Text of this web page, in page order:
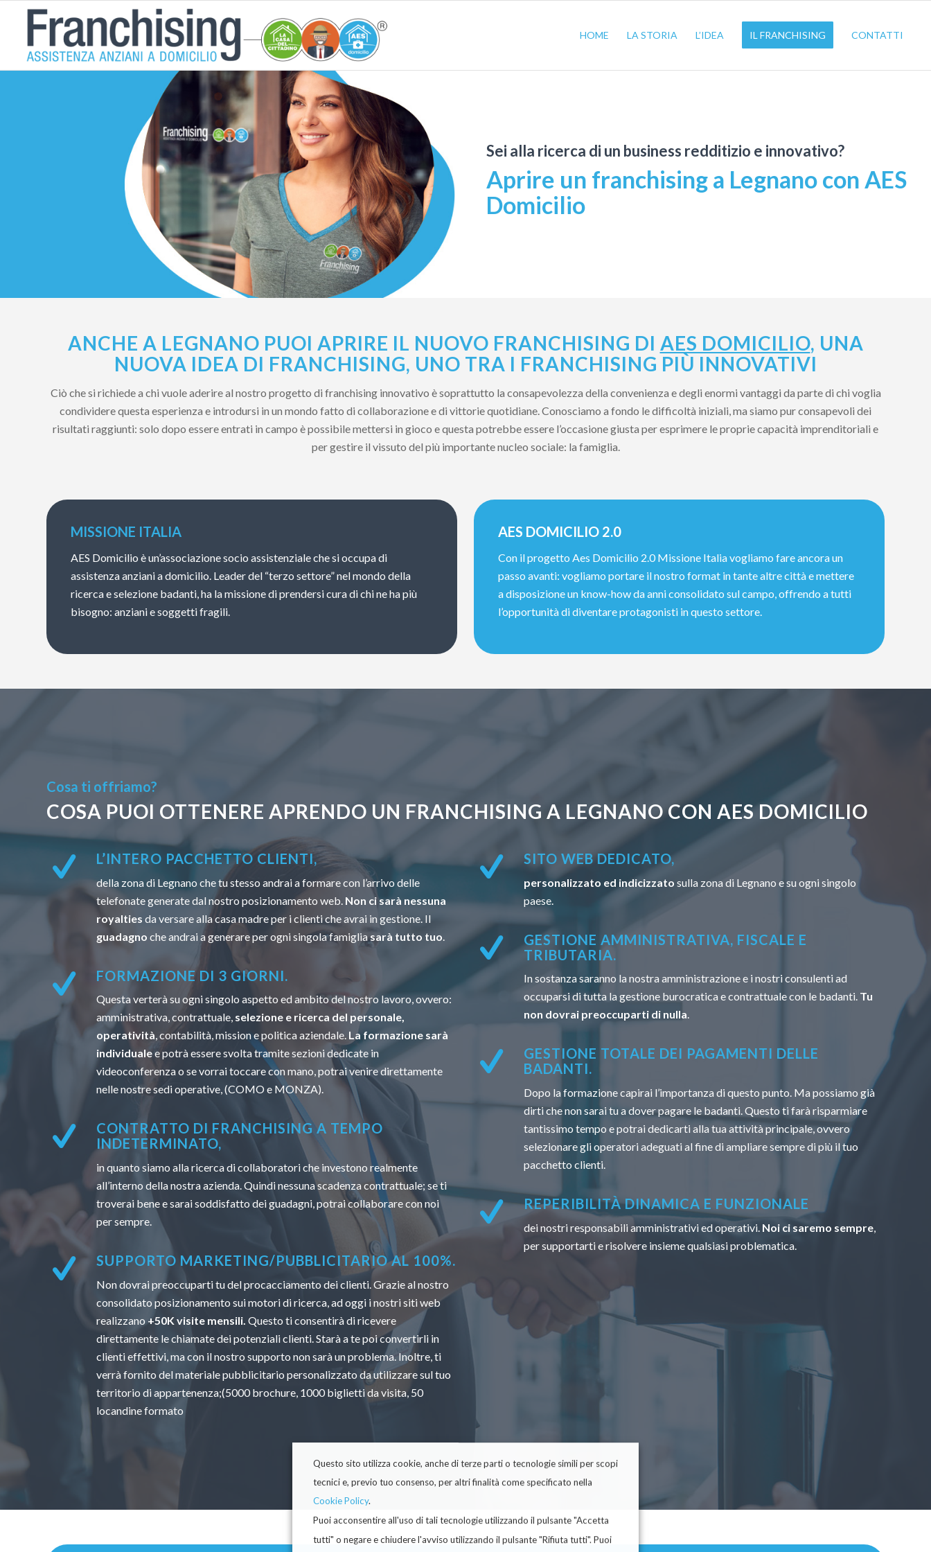
HOME LA STORIA L’IDEA IL FRANCHISING CONTATTI
Sei alla ricerca di un business redditizio e innovativo?
Aprire un franchising a Legnano con AES
Domicilio
ANCHE A LEGNANO PUOI APRIRE IL NUOVO FRANCHISING DI AES DOMICILIO, UNA
NUOVA IDEA DI FRANCHISING, UNO TRA I FRANCHISING PIÙ INNOVATIVI
Ciò che si richiede a chi vuole aderire al nostro progetto di franchising innovativo è soprattutto la consapevolezza della convenienza e degli enormi vantaggi da parte di chi voglia
condividere questa esperienza e introdursi in un mondo fatto di collaborazione e di vittorie quotidiane. Conosciamo a fondo le difficoltà iniziali, ma siamo pur consapevoli dei
risultati raggiunti: solo dopo essere entrati in campo è possibile mettersi in gioco e questa potrebbe essere l’occasione giusta per esprimere le proprie capacità imprenditoriali e
per gestire il vissuto del più importante nucleo sociale: la famiglia.
MISSIONE ITALIA
AES Domicilio è un’associazione socio assistenziale che si occupa di
assistenza anziani a domicilio. Leader del “terzo settore” nel mondo della
ricerca e selezione badanti, ha la missione di prendersi cura di chi ne ha più
bisogno: anziani e soggetti fragili.
AES DOMICILIO 2.0
Con il progetto Aes Domicilio 2.0 Missione Italia vogliamo fare ancora un
passo avanti: vogliamo portare il nostro format in tante altre città e mettere
a disposizione un know-how da anni consolidato sul campo, offrendo a tutti
l’opportunità di diventare protagonisti in questo settore.
Cosa ti offriamo?
COSA PUOI OTTENERE APRENDO UN FRANCHISING A LEGNANO CON AES DOMICILIO
L’INTERO PACCHETTO CLIENTI,
della zona di Legnano che tu stesso andrai a formare con l’arrivo delle
telefonate generate dal nostro posizionamento web. Non ci sarà nessuna
royalties da versare alla casa madre per i clienti che avrai in gestione. Il
guadagno che andrai a generare per ogni singola famigliasarà tutto tuo
FORMAZIONE DI 3 GIORNI.
Questa verterà su ogni singolo aspetto ed ambito del nostro lavoro, ovvero:
amministrativa, contrattuale, selezione e ricerca del personale,
operatività, contabilità, mission e politica aziendale. La formazione sarà
individualee potrà essere svolta tramite sezioni dedicate in
videoconferenza o se vorrai toccare con mano, potrai venire direttamente
nelle nostre sedi operative, (COMO e MONZA).
CONTRATTO DI FRANCHISING A TEMPO
INDETERMINATO,
in quanto siamo alla ricerca di collaboratori che investono realmente
all’interno della nostra azienda. Quindi nessuna scadenza contrattuale; se ti
troverai bene e sarai soddisfatto dei guadagni, potrai collaborare con noi
per sempre.
SUPPORTO MARKETING/PUBBLICITARIO AL 100%.
Non dovrai preoccuparti tu del procacciamento dei clienti. Grazie al nostro
consolidato posizionamento sui motori di ricerca, ad oggi i nostri siti web
realizzano +50K visite mensili. Questo ti consentirà di ricevere
direttamente le chiamate dei potenziali clienti. Starà a te poi convertirli in
clienti effettivi, ma con il nostro supporto non sarà un problema. Inoltre, ti
verrà fornito del materiale pubblicitario personalizzato da utilizzare sul tuo
territorio di appartenenza;(5000 brochure, 1000 biglietti da visita, 50
locandine formato
SITO WEB DEDICATO,
personalizzato ed indicizzato sulla zona di Legnano e su ogni singolo
paese.
GESTIONE AMMINISTRATIVA, FISCALE E
TRIBUTARIA.
In sostanza saranno la nostra amministrazione e i nostri consulenti ad
occuparsi di tutta la gestione burocratica e contrattuale con le badanti. Tu
non dovrai preoccuparti di nulla.
GESTIONE TOTALE DEI PAGAMENTI DELLE
BADANTI.
Dopo la formazione capirai l’importanza di questo punto. Ma possiamo già
dirti che non sarai tu a dover pagare le badanti. Questo ti farà risparmiare
tantissimo tempo e potrai dedicarti alla tua attività principale, ovvero
selezionare gli operatori adeguati al fine di ampliare sempre di più il tuo
pacchetto clienti.
REPERIBILITÀ DINAMICA E FUNZIONALE
dei nostri responsabili amministrativi ed operativi. Noi ci saremo sempre
per supportarti e risolvere insieme qualsiasi problematica.
Questo sito utilizza cookie, anche di terze parti o tecnologie simili per scopi
tecnici e, previo tuo consenso, per altri finalità come specificato nella
Cookie Policy.
Puoi acconsentire all'uso di tali tecnologie utilizzando il pulsante "Accetta
tutti" o negare e chiudere l'avviso utilizzando il pulsante "Rifiuta tutti". Puoi